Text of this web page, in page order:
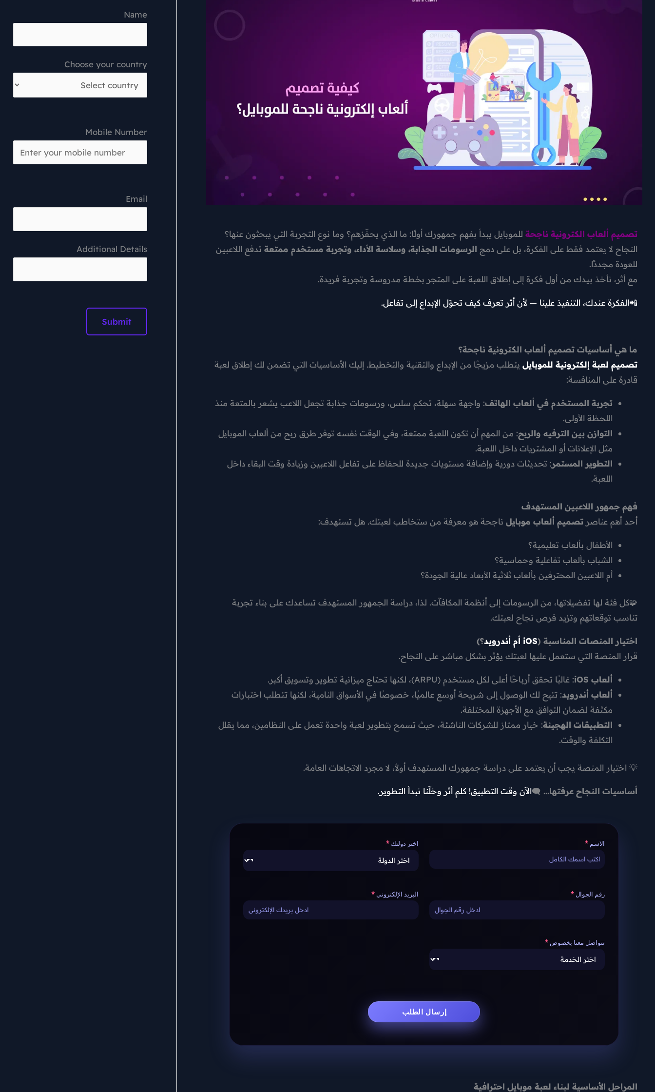
تصميم ألعاب الكترونية ناجحة للموبايل يبدأ بفهم جمهورك أولًا: ما الذي يحفّزهم؟ وما نوع التجربة التي يبحثون عنها؟
النجاح لا يعتمد فقط على الفكرة، بل على دمج الرسومات الجذابة، وسلاسة الأداء، وتجربة مستخدم ممتعة تدفع اللاعبين
للعودة مجددًا.
مع أثر، نأخذ بيدك من أول فكرة إلى إطلاق اللعبة على المتجر بخطة مدروسة وتجربة فريدة.
📲الفكرة عندك، التنفيذ علينا — لأن أثر تعرف كيف تحوّل الإبداع إلى تفاعل.
ما هي أساسيات تصميم ألعاب الكترونية ناجحة؟
تصميم لعبة إلكترونية للموبايل يتطلب مزيجًا من الإبداع والتقنية والتخطيط. إليك الأساسيات التي تضمن لك إطلاق لعبة
قادرة على المنافسة:
تجربة المستخدم في ألعاب الهاتف: واجهة سهلة، تحكم سلس، ورسومات جذابة تجعل اللاعب يشعر بالمتعة منذ
اللحظة الأولى.
التوازن بين الترفيه والربح: من المهم أن تكون اللعبة ممتعة، وفي الوقت نفسه توفر طرق ربح من ألعاب الموبايل
مثل الإعلانات أو المشتريات داخل اللعبة.
التطوير المستمر: تحديثات دورية وإضافة مستويات جديدة للحفاظ على تفاعل اللاعبين وزيادة وقت البقاء داخل
اللعبة.
فهم جمهور اللاعبين المستهدف
أحد أهم عناصر تصميم ألعاب موبايل ناجحة هو معرفة من ستخاطب لعبتك. هل تستهدف:
الأطفال بألعاب تعليمية؟
الشباب بألعاب تفاعلية وحماسية؟
أم اللاعبين المحترفين بألعاب ثلاثية الأبعاد عالية الجودة؟
🧩كل فئة لها تفضيلاتها، من الرسومات إلى أنظمة المكافآت. لذا، دراسة الجمهور المستهدف تساعدك على بناء تجربة
تناسب توقعاتهم وتزيد فرص نجاح لعبتك.
اختيار المنصات المناسبة (iOS أم أندرويد
؟)
قرار المنصة التي ستعمل عليها لعبتك يؤثر بشكل مباشر على النجاح.
ألعاب iOS
: غالبًا تحقق أرباحًا أعلى لكل مستخدم (ARPU)، لكنها تحتاج ميزانية تطوير وتسويق أكبر.
ألعاب أندرويد: تتيح لك الوصول إلى شريحة أوسع عالميًا، خصوصًا في الأسواق النامية، لكنها تتطلب اختبارات
مكثفة لضمان التوافق مع الأجهزة المختلفة.
التطبيقات الهجينة: خيار ممتاز للشركات الناشئة، حيث تسمح بتطوير لعبة واحدة تعمل على النظامين، مما يقلل
التكلفة والوقت.
💡 اختيار المنصة يجب أن يعتمد على دراسة جمهورك المستهدف أولاً، لا مجرد الاتجاهات العامة.
أساسيات النجاح عرفتها… 🗨️الآن وقت التطبيق! كلم أثر وخلّنا نبدأ التطوير.
الاسم اختر دولتك
رقم الجوال البريد الإلكتروني
تتواصل معنا بخصوص
المراحل الأساسية لبناء لعبة موبايل احترافية
Name
Choose your country
Mobile Number
Email
Additional Details